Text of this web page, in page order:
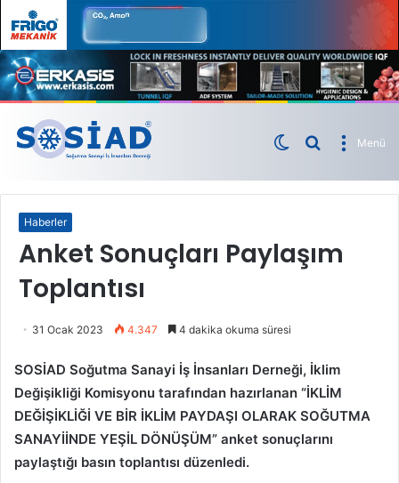
Menü
Haberler
Anket Sonuçları Paylaşım
Toplantısı
31 Ocak 2023 4.347 4 dakika okuma süresi
SOSİAD Soğutma Sanayi İş İnsanları Derneği, İklim
Değişikliği Komisyonu tarafından hazırlanan “İKLİM
DEĞİŞİKLİĞİ VE BİR İKLİM PAYDAŞI OLARAK SOĞUTMA
SANAYİİNDE YEŞİL DÖNÜŞÜM” anket sonuçlarını
paylaştığı basın toplantısı düzenledi.